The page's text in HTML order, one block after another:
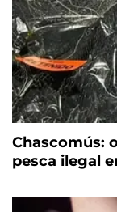
Chascomús:
pesca ilegal